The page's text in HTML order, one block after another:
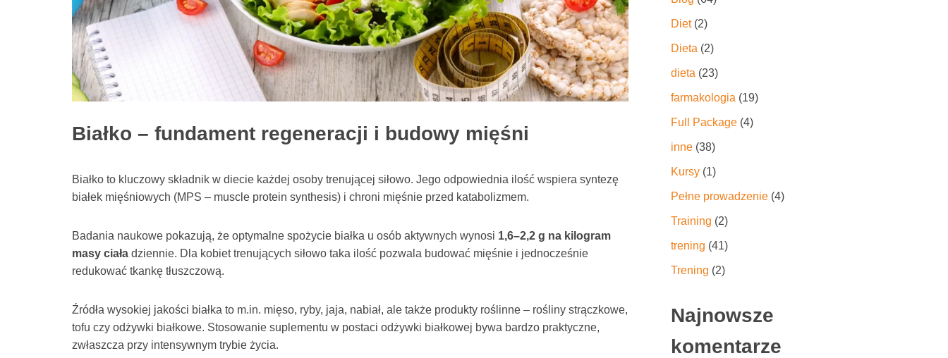
Białko – fundament regeneracji i budowy mięśni
Białko to kluczowy składnik w diecie każdej osoby trenującej siłowo. Jego odpowiednia ilość wspiera syntezę
białek mięśniowych (MPS – muscle protein synthesis) i chroni mięśnie przed katabolizmem.
Badania naukowe pokazują, że optymalne spożycie białka u osób aktywnych wynosi 1,6–2,2 g na kilogram
masy ciała dziennie. Dla kobiet trenujących siłowo taka ilość pozwala budować mięśnie i jednocześnie
redukować tkankę tłuszczową.
Źródła wysokiej jakości białka to m.in. mięso, ryby, jaja, nabiał, ale także produkty roślinne – rośliny strączkowe,
tofu czy odżywki białkowe. Stosowanie suplementu w postaci odżywki białkowej bywa bardzo praktyczne,
zwłaszcza przy intensywnym trybie życia.
Diet(2)
Dieta (2)
dieta (23)
farmakologia (19)
Full Package (4)
inne (38)
Kursy (1)
Pełne prowadzenie (4)
Training (2)
trening (41)
Trening (2)
Najnowsze
komentarze